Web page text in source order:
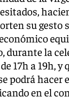
su
durante la
17h a 19h,
podrá
en el